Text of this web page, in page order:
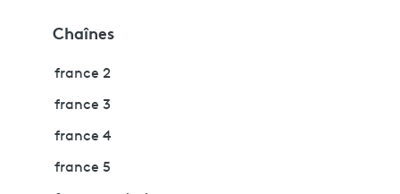
Chaînes
france 2
france 3
france 4
france 5